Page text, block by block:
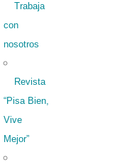
Trabaja
con
nosotros
Revista
“Pisa Bien,
Vive
Mejor”